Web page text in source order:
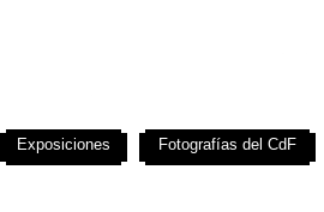
Exposiciones Fotografías del CdF